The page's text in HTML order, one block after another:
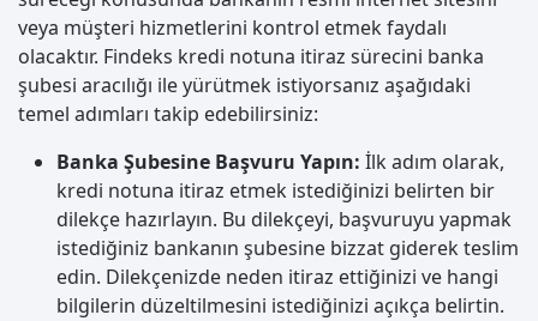
veya müşteri hizmetlerini kontrol etmek faydalı
olacaktır. Findeks kredi notuna itiraz sürecini banka
şubesi aracılığı ile yürütmek istiyorsanız aşağıdaki
temel adımları takip edebilirsiniz:
Banka Şubesine Başvuru Yapın: İlk adım olarak,
kredi notuna itiraz etmek istediğinizi belirten bir
dilekçe hazırlayın. Bu dilekçeyi, başvuruyu yapmak
istediğiniz bankanın şubesine bizzat giderek teslim
edin. Dilekçenizde neden itiraz ettiğinizi ve hangi
bilgilerin düzeltilmesini istediğinizi açıkça belirtin.